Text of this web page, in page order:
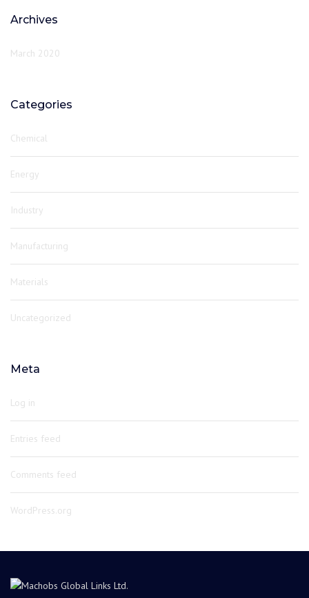
Archives
March 2020
Categories
Chemical
Energy
Industry
Manufacturing
Materials
Uncategorized
Meta
Log in
Entries feed
Comments feed
WordPress.org